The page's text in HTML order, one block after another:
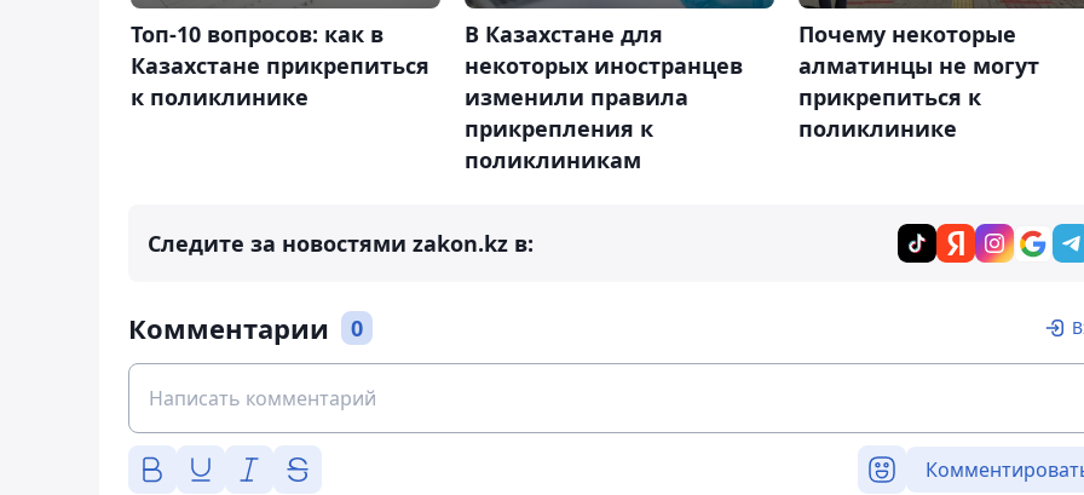
Топ-10 вопросов: как в
Казахстане прикрепиться
к поликлинике
В Казахстане для
некоторых иностранцев
изменили правила
прикрепления к
поликлиникам
Почему некоторые
алматинцы не могут
прикрепиться к
поликлинике
Следите за новостями zakon.kz в:
Комментарии 0